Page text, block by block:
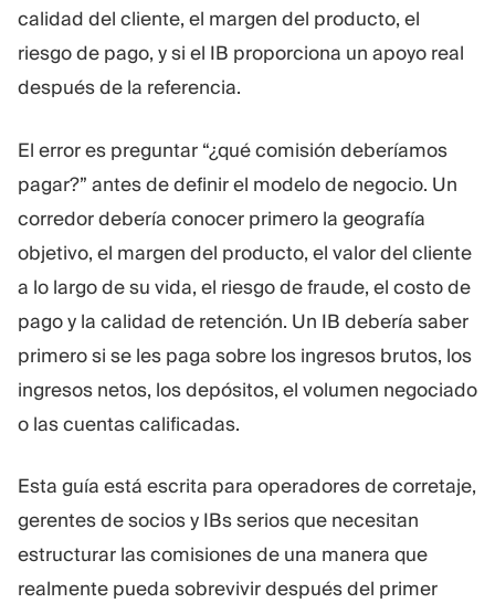
calidad del cliente, el margen del producto, el
riesgo de pago, y si el IB proporciona un apoyo real
después de la referencia.
El error es preguntar “¿qué comisión deberíamos
pagar?” antes de definir el modelo de negocio. Un
corredor debería conocer primero la geografía
objetivo, el margen del producto, el valor del cliente
a lo largo de su vida, el riesgo de fraude, el costo de
pago y la calidad de retención. Un IB debería saber
primero si se les paga sobre los ingresos brutos, los
ingresos netos, los depósitos, el volumen negociado
o las cuentas calificadas.
Esta guía está escrita para operadores de corretaje,
gerentes de socios y IBs serios que necesitan
estructurar las comisiones de una manera que
realmente pueda sobrevivir después del primer